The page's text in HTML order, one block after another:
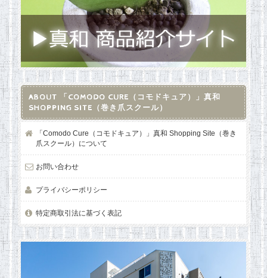
ABOUT 「COMODO CURE（コモドキュア）」真和
SHOPPING SITE（巻き爪スクール）
「Comodo Cure（コモドキュア）」真和 Shopping Site（巻き
爪スクール）について
お問い合わせ
プライバシーポリシー
特定商取引法に基づく表記